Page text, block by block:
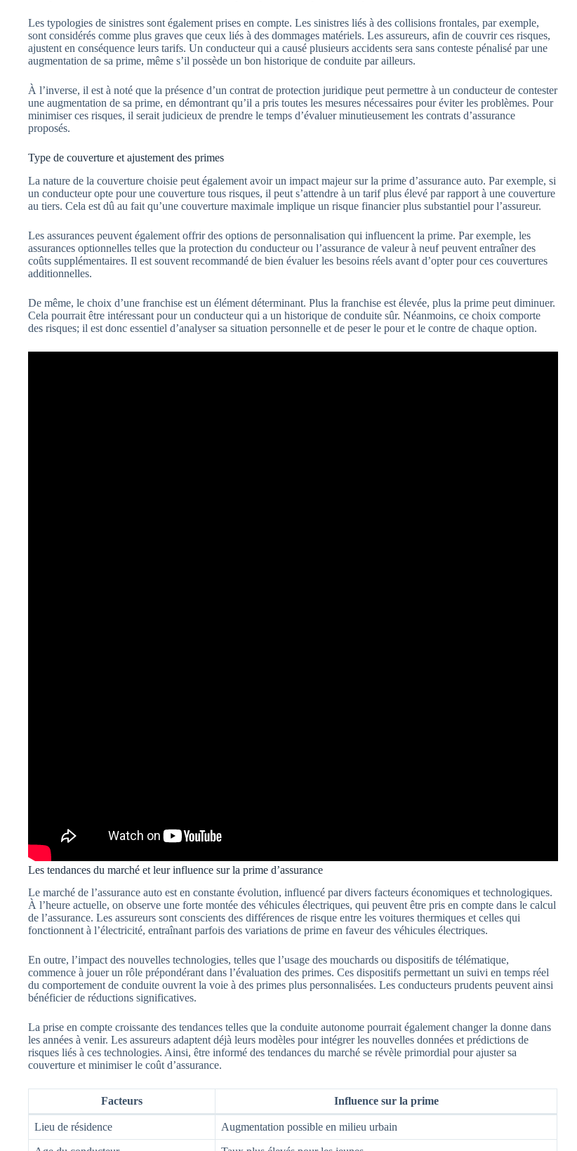
Les typologies de sinistres sont également prises en compte. Les sinistres liés à des collisions frontales, par exemple,
sont considérés comme plus graves que ceux liés à des dommages matériels. Les assureurs, afin de couvrir ces risques,
ajustent en conséquence leurs tarifs. Un conducteur qui a causé plusieurs accidents sera sans conteste pénalisé par une
augmentation de sa prime, même s’il possède un bon historique de conduite par ailleurs.
À l’inverse, il est à noté que la présence d’un contrat de protection juridique peut permettre à un conducteur de contester
une augmentation de sa prime, en démontrant qu’il a pris toutes les mesures nécessaires pour éviter les problèmes. Pour
minimiser ces risques, il serait judicieux de prendre le temps d’évaluer minutieusement les contrats d’assurance
proposés.
Type de couverture et ajustement des primes
La nature de la couverture choisie peut également avoir un impact majeur sur la prime d’assurance auto. Par exemple, si
un conducteur opte pour une couverture tous risques, il peut s’attendre à un tarif plus élevé par rapport à une couverture
au tiers. Cela est dû au fait qu’une couverture maximale implique un risque financier plus substantiel pour l’assureur.
Les assurances peuvent également offrir des options de personnalisation qui influencent la prime. Par exemple, les
assurances optionnelles telles que la protection du conducteur ou l’assurance de valeur à neuf peuvent entraîner des
coûts supplémentaires. Il est souvent recommandé de bien évaluer les besoins réels avant d’opter pour ces couvertures
additionnelles.
De même, le choix d’une franchise est un élément déterminant. Plus la franchise est élevée, plus la prime peut diminuer.
Cela pourrait être intéressant pour un conducteur qui a un historique de conduite sûr. Néanmoins, ce choix comporte
des risques; il est donc essentiel d’analyser sa situation personnelle et de peser le pour et le contre de chaque option.
Les tendances du marché et leur influence sur la prime d’assurance
Le marché de l’assurance auto est en constante évolution, influencé par divers facteurs économiques et technologiques.
À l’heure actuelle, on observe une forte montée des véhicules électriques, qui peuvent être pris en compte dans le calcul
de l’assurance. Les assureurs sont conscients des différences de risque entre les voitures thermiques et celles qui
fonctionnent à l’électricité, entraînant parfois des variations de prime en faveur des véhicules électriques.
En outre, l’impact des nouvelles technologies, telles que l’usage des mouchards ou dispositifs de télématique,
commence à jouer un rôle prépondérant dans l’évaluation des primes. Ces dispositifs permettant un suivi en temps réel
du comportement de conduite ouvrent la voie à des primes plus personnalisées. Les conducteurs prudents peuvent ainsi
bénéficier de réductions significatives.
La prise en compte croissante des tendances telles que la conduite autonome pourrait également changer la donne dans
les années à venir. Les assureurs adaptent déjà leurs modèles pour intégrer les nouvelles données et prédictions de
risques liés à ces technologies. Ainsi, être informé des tendances du marché se révèle primordial pour ajuster sa
couverture et minimiser le coût d’assurance.
Facteurs Influence sur la prime
Lieu de résidence Augmentation possible en milieu urbain